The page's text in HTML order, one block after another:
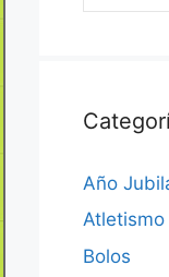
Año
Atletismo
Bolos